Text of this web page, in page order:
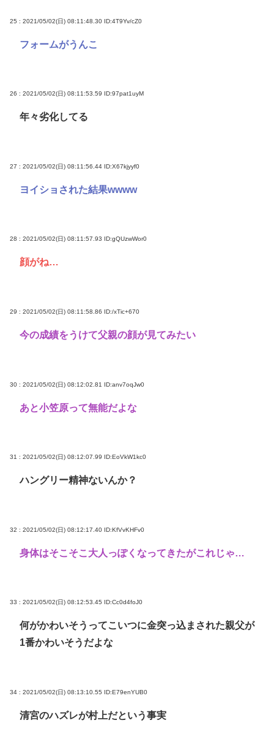
25 : 2021/05/02(日) 08:11:48.30 ID:4T9Yv/cZ0
フォームがうんこ
26 : 2021/05/02(日) 08:11:53.59 ID:97pat1uyM
年々劣化してる
27 : 2021/05/02(日) 08:11:56.44 ID:X67kjyyf0
ヨイショされた結果wwww
28 : 2021/05/02(日) 08:11:57.93 ID:gQUzwWor0
顔がね…
29 : 2021/05/02(日) 08:11:58.86 ID:/xTic+670
今の成績をうけて父親の顔が見てみたい
30 : 2021/05/02(日) 08:12:02.81 ID:anv7oqJw0
あと小笠原って無能だよな
31 : 2021/05/02(日) 08:12:07.99 ID:EoVkW1kc0
ハングリー精神ないんか？
32 : 2021/05/02(日) 08:12:17.40 ID:KfVvKHFv0
身体はそこそこ大人っぽくなってきたがこれじゃ…
33 : 2021/05/02(日) 08:12:53.45 ID:Cc0d4foJ0
何がかわいそうってこいつに金突っ込まされた親父が
1番かわいそうだよな
34 : 2021/05/02(日) 08:13:10.55 ID:E79enYUB0
清宮のハズレが村上だという事実